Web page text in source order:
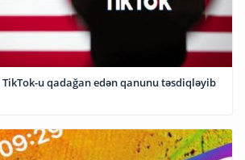
TikTok-u qadağan edən qanunu təsdiqləyib